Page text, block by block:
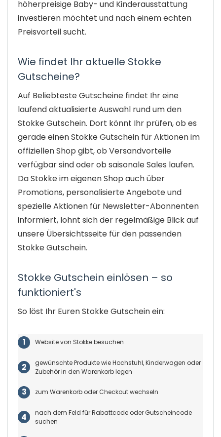
höherpreisige Baby- und Kinderausstattung
investieren möchtet und nach einem echten
Preisvorteil sucht.
Wie findet Ihr aktuelle Stokke
Gutscheine?
Auf Beliebteste Gutscheine findet Ihr eine
laufend aktualisierte Auswahl rund um den
Stokke Gutschein. Dort könnt Ihr prüfen, ob es
gerade einen Stokke Gutschein für Aktionen im
offiziellen Shop gibt, ob Versandvorteile
verfügbar sind oder ob saisonale Sales laufen.
Da Stokke im eigenen Shop auch über
Promotions, personalisierte Angebote und
spezielle Aktionen für Newsletter-Abonnenten
informiert, lohnt sich der regelmäßige Blick auf
unsere Übersichtsseite für den passenden
Stokke Gutschein.
Stokke Gutschein einlösen – so
funktioniert's
So löst Ihr Euren Stokke Gutschein ein:
Website von Stokke besuchen
gewünschte Produkte wie Hochstuhl, Kinderwagen oder
Zubehör in den Warenkorb legen
zum Warenkorb oder Checkout wechseln
nach dem Feld für Rabattcode oder Gutscheincode
suchen